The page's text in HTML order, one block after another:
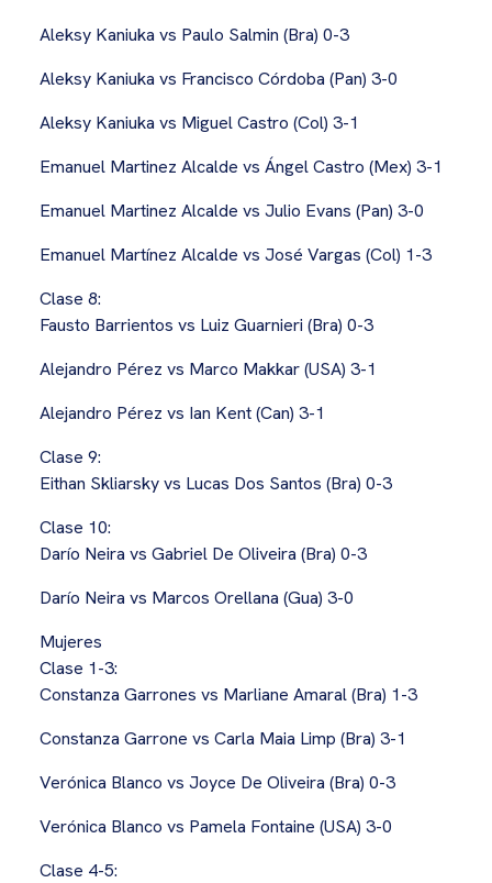
Aleksy Kaniuka vs Paulo Salmin (Bra) 0-3
Aleksy Kaniuka vs Francisco Córdoba (Pan) 3-0
Aleksy Kaniuka vs Miguel Castro (Col) 3-1
Emanuel Martinez Alcalde vs Ángel Castro (Mex) 3-1
Emanuel Martinez Alcalde vs Julio Evans (Pan) 3-0
Emanuel Martínez Alcalde vs José Vargas (Col) 1-3
Clase 8:
Fausto Barrientos vs Luiz Guarnieri (Bra) 0-3
Alejandro Pérez vs Marco Makkar (USA) 3-1
Alejandro Pérez vs Ian Kent (Can) 3-1
Clase 9:
Eithan Skliarsky vs Lucas Dos Santos (Bra) 0-3
Clase 10:
Darío Neira vs Gabriel De Oliveira (Bra) 0-3
Darío Neira vs Marcos Orellana (Gua) 3-0
Mujeres
Clase 1-3:
Constanza Garrones vs Marliane Amaral (Bra) 1-3
Constanza Garrone vs Carla Maia Limp (Bra) 3-1
Verónica Blanco vs Joyce De Oliveira (Bra) 0-3
Verónica Blanco vs Pamela Fontaine (USA) 3-0
Clase 4-5: